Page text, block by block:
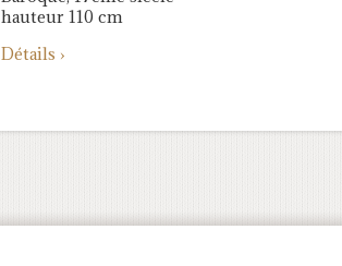
hauteur 110 cm
Détails ›